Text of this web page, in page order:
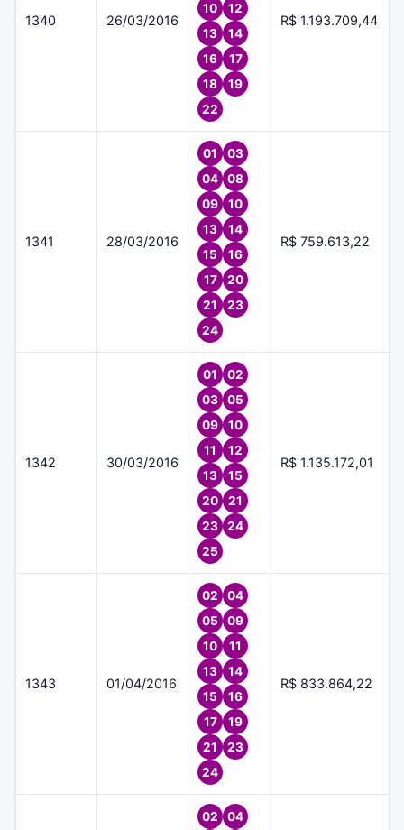
1340 26/03/2016
10
12
13
14
16
17
18
19
22
R$ 1.193.709,44
1341 28/03/2016
01
03
04
08
09
10
13
14
15
16
17
20
21
23
24
R$ 759.613,22
1342 30/03/2016
01
02
03
05
09
10
11
12
13
15
20
21
23
24
25
R$ 1.135.172,01
1343 01/04/2016
02
04
05
09
10
11
13
14
15
16
17
19
21
23
24
R$ 833.864,22
02 04